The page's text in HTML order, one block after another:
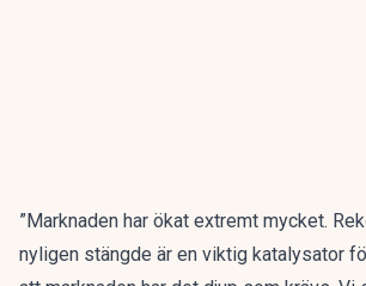
”Marknaden har ökat extremt mycket.
nyligen stängde är en viktig katalysator